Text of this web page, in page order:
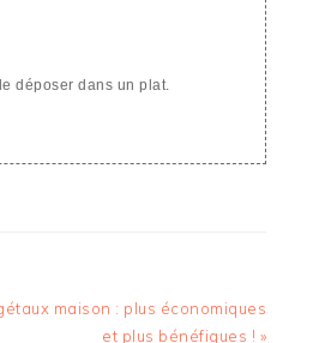
déposer dans un plat.
maison : plus économiques
et plus bénéfiques ! »